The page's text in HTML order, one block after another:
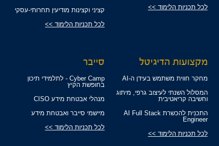
לכל תכניות הלימוד >>
קציני וקצינות מודיעין תחרותי-עסקי
לכל תכניות הלימוד >>
מקצועות הדיגיטל
מחקר חווית משתמש בעידן ה-AI
המסלול השנתי לעיצוב גרפי, מיתוג
וחשיבה קריאטיבית
התכנית להכשרת AI Full Stack
Engineer
לכל תכניות הלימוד >>
סייבר
Cyber Camp - לתלמידי תיכון
בחופשת הקיץ
מנהלי אבטחת מידע CISO
מיישמי סייבר ואבטחת מידע
לכל תכניות הלימוד >>